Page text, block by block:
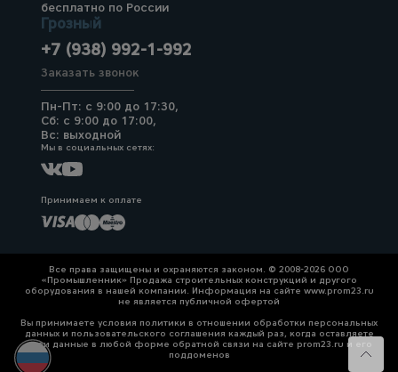
бесплатно по России
Грозный
+7 (938) 992-1-992
Заказать звонок
Пн-Пт: с 9:00 до 17:30,
Сб: с 9:00 до 17:00,
Вс: выходной
Мы в социальных сетях:
Принимаем к оплате
Все права защищены и охраняются законом. © 2008-2026 ООО
«Промышленник» Продажа строительных конструкций и другого
оборудования в нашей компании. Информация на сайте www.prom23.ru
не является публичной офертой
Вы принимаете условия политики в отношении обработки персональных
данных и пользовательского соглашения каждый раз, когда оставляете
свои данные в любой форме обратной связи на сайте prom23.ru и его
поддоменов